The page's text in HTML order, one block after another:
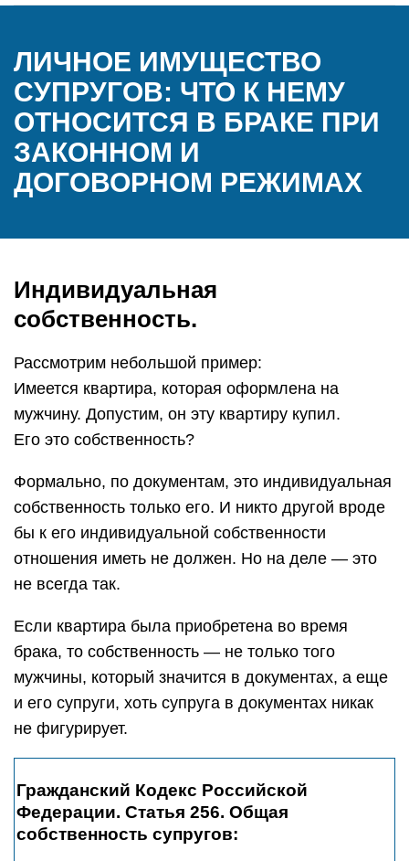
ЛИЧНОЕ ИМУЩЕСТВО
СУПРУГОВ: ЧТО К НЕМУ
ОТНОСИТСЯ В БРАКЕ ПРИ
ЗАКОННОМ И
ДОГОВОРНОМ РЕЖИМАХ
Индивидуальная
собственность.
Рассмотрим небольшой пример:
Имеется квартира, которая оформлена на
мужчину. Допустим, он эту квартиру купил.
Его это собственность?
Формально, по документам, это индивидуальная
собственность только его. И никто другой вроде
бы к его индивидуальной собственности
отношения иметь не должен. Но на деле — это
не всегда так.
Если квартира была приобретена во время
брака, то собственность — не только того
мужчины, который значится в документах, а еще
и его супруги, хоть супруга в документах никак
не фигурирует.
Гражданский Кодекс Российской
Федерации. Статья 256. Общая
собственность супругов: